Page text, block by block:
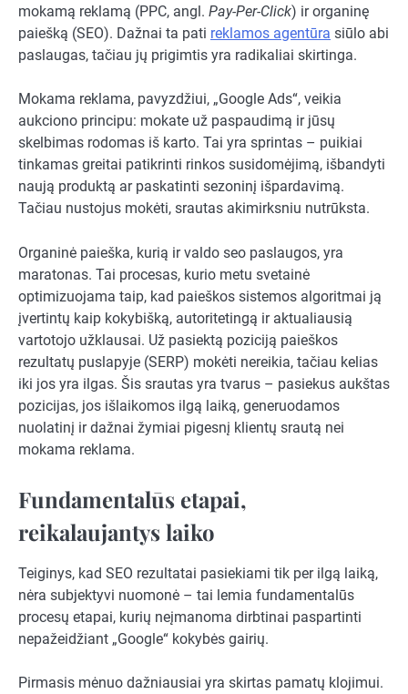
mokamą reklamą (PPC, angl. Pay-Per-Click) ir organinę
paiešką (SEO). Dažnai ta pati reklamos agentūra siūlo abi
paslaugas, tačiau jų prigimtis yra radikaliai skirtinga.
Mokama reklama, pavyzdžiui, „Google Ads“, veikia
aukciono principu: mokate už paspaudimą ir jūsų
skelbimas rodomas iš karto. Tai yra sprintas – puikiai
tinkamas greitai patikrinti rinkos susidomėjimą, išbandyti
naują produktą ar paskatinti sezoninį išpardavimą.
Tačiau nustojus mokėti, srautas akimirksniu nutrūksta.
Organinė paieška, kurią ir valdo seo paslaugos, yra
maratonas. Tai procesas, kurio metu svetainė
optimizuojama taip, kad paieškos sistemos algoritmai ją
įvertintų kaip kokybišką, autoritetingą ir aktualiausią
vartotojo užklausai. Už pasiektą poziciją paieškos
rezultatų puslapyje (SERP) mokėti nereikia, tačiau kelias
iki jos yra ilgas. Šis srautas yra tvarus – pasiekus aukštas
pozicijas, jos išlaikomos ilgą laiką, generuodamos
nuolatinį ir dažnai žymiai pigesnį klientų srautą nei
mokama reklama.
Fundamentalūs etapai,
reikalaujantys laiko
Teiginys, kad SEO rezultatai pasiekiami tik per ilgą laiką,
nėra subjektyvi nuomonė – tai lemia fundamentalūs
procesų etapai, kurių neįmanoma dirbtinai paspartinti
nepažeidžiant „Google“ kokybės gairių.
Pirmasis mėnuo dažniausiai yra skirtas pamatų klojimui.